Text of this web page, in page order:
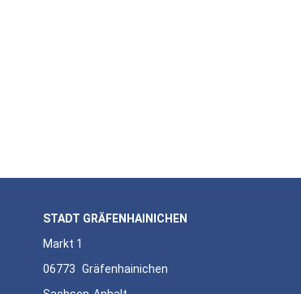
STADT GRÄFENHAINICHEN
Markt 1
06773 Gräfenhainichen